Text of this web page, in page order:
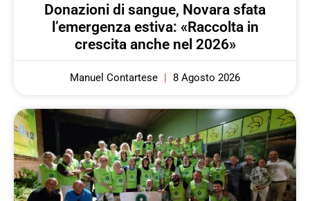
Donazioni di sangue, Novara sfata
l’emergenza estiva: «Raccolta in
crescita anche nel 2026»
Manuel Contartese 8 Agosto 2026